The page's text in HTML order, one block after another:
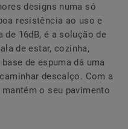
designs numa só
resistência ao uso e
de 16dB, é a solução de
de estar, cozinha,
de espuma dá uma
descalço. Com a
o seu pavimento